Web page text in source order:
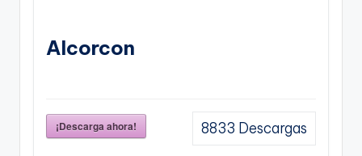
Alcorcon
¡Descarga ahora! 8833 Descargas